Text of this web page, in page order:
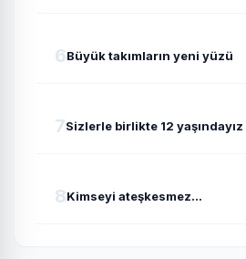
6Büyük takımların yeni yüzü
7Sizlerle birlikte 12 yaşındayız
8Kimseyi ateşkesmez...